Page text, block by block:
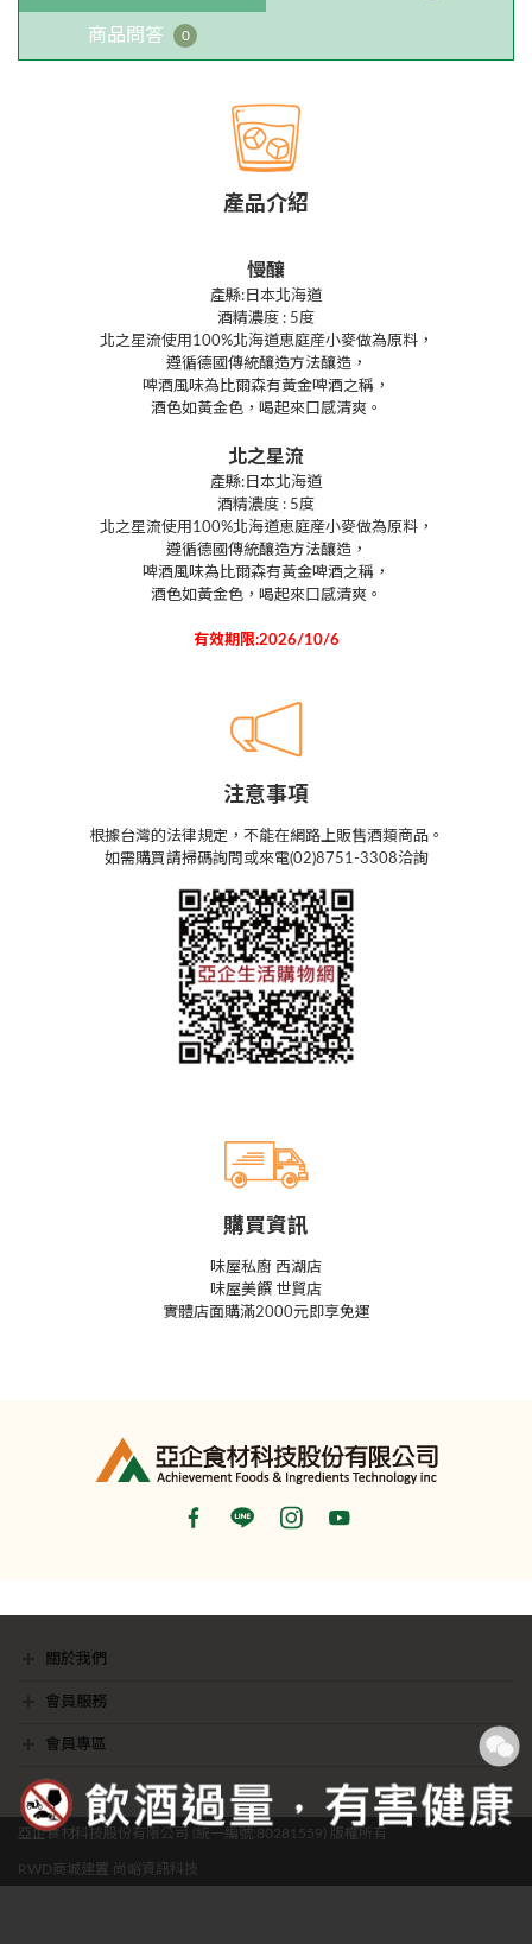
商品問答 0
產品介紹
慢釀
產縣:日本北海道
酒精濃度 : 5度
北之星流使用100%北海道恵庭産小麥做為原料，
遵循德國傳統釀造方法釀造，
啤酒風味為比爾森有黃金啤酒之稱，
酒色如黃金色，喝起來口感清爽。
北之星流
產縣:日本北海道
酒精濃度 : 5度
北之星流使用100%北海道恵庭産小麥做為原料，
遵循德國傳統釀造方法釀造，
啤酒風味為比爾森有黃金啤酒之稱，
酒色如黃金色，喝起來口感清爽。
有效期限:2026/10/6
注意事項
根據台灣的法律規定，不能在網路上販售酒類商品。
如需購買請掃碼詢問或來電(02)8751-3308洽詢
購買資訊
味屋私廚 西湖店
味屋美饌 世貿店
實體店面購滿2000元即享免運
關於我們
會員服務
會員專區
亞企食材科技股份有限公司 (統一編號:80281559) 版權所有
RWD商城建置 尚峪資訊科技